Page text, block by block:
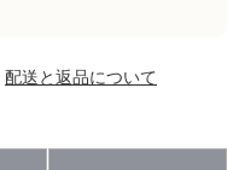
配送と返品について